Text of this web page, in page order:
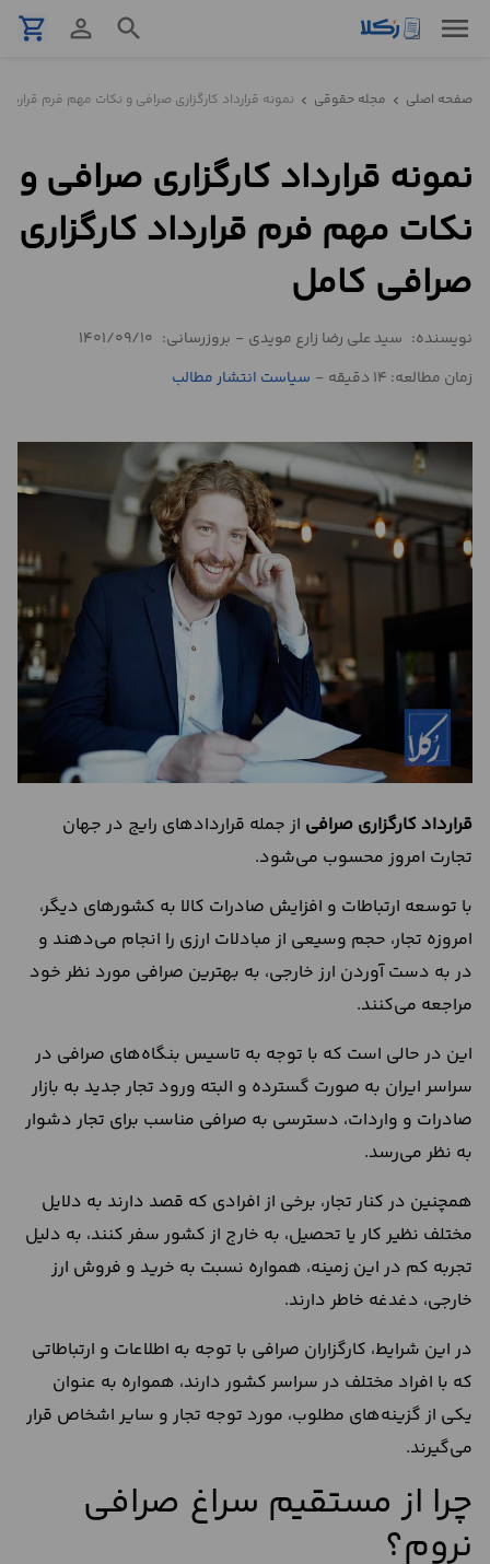
menu
search
person_outline
shopping_cart
نمونه
تنظیم
مشاوره
حقوقی
استعلام
محاسبه
آنلاین
درباره
ما
تماس
صفحه اصلی chevron_left مجله حقوقی chevron_left نمونه قرارداد کارگزاری صرافی و نکات مهم فرم
نمونه قرارداد کارگزاری صرافی و
نکات مهم فرم قرارداد کارگزاری
صرافی کامل
نویسنده: سید علی رضا زارع مویدی - بروزرسانی: 1401/09/10
زمان مطالعه: 14 دقیقه
- سیاست انتشار مطالب
قرارداد کارگزاری صرافی از جمله قرارداد‌های رایج در جهان
تجارت امروز محسوب می‌شود.
با توسعه ارتباطات و افزایش صادرات کالا به کشورهای دیگر،
امروزه تجار، حجم وسیعی از مبادلات ارزی را انجام می‌دهند و
در به دست آوردن ارز خارجی، به بهترین صرافی مورد نظر خود
مراجعه می‌کنند.
این در حالی است که با توجه به تاسیس بنگاه‌های صرافی در
سراسر ایران به صورت گسترده و البته ورود تجار جدید به بازار
صادرات و واردات، دسترسی به صرافی مناسب برای تجار دشوار
به نظر می‌رسد.
همچنین در کنار تجار، برخی از افرادی که قصد دارند به دلایل
مختلف نظیر کار یا تحصیل، به خارج از کشور سفر کنند، به دلیل
تجربه کم در این زمینه، همواره نسبت به خرید و فروش ارز
خارجی، دغدغه خاطر دارند.
در این شرایط، کارگزاران صرافی با توجه به اطلاعات و ارتباطاتی
که با افراد مختلف در سراسر کشور دارند، همواره به عنوان
یکی از گزینه‌های مطلوب، مورد توجه تجار و سایر اشخاص قرار
می‌گیرند.
چرا از مستقیم سراغ صرافی
نروم؟